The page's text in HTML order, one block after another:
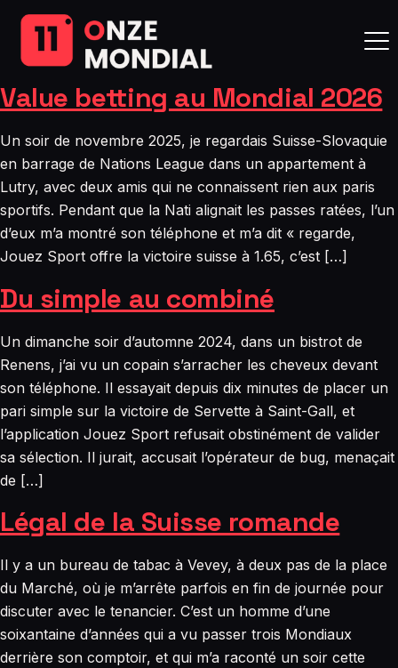
Value betting au Mondial 2026
Un soir de novembre 2025, je regardais Suisse-Slovaquie
en barrage de Nations League dans un appartement à
Lutry, avec deux amis qui ne connaissent rien aux paris
sportifs. Pendant que la Nati alignait les passes ratées, l’un
d’eux m’a montré son téléphone et m’a dit « regarde,
Jouez Sport offre la victoire suisse à 1.65, c’est […]
Du simple au combiné
Un dimanche soir d’automne 2024, dans un bistrot de
Renens, j’ai vu un copain s’arracher les cheveux devant
son téléphone. Il essayait depuis dix minutes de placer un
pari simple sur la victoire de Servette à Saint-Gall, et
l’application Jouez Sport refusait obstinément de valider
sa sélection. Il jurait, accusait l’opérateur de bug, menaçait
de […]
Légal de la Suisse romande
Il y a un bureau de tabac à Vevey, à deux pas de la place
du Marché, où je m’arrête parfois en fin de journée pour
discuter avec le tenancier. C’est un homme d’une
soixantaine d’années qui a vu passer trois Mondiaux
derrière son comptoir, et qui m’a raconté un soir cette